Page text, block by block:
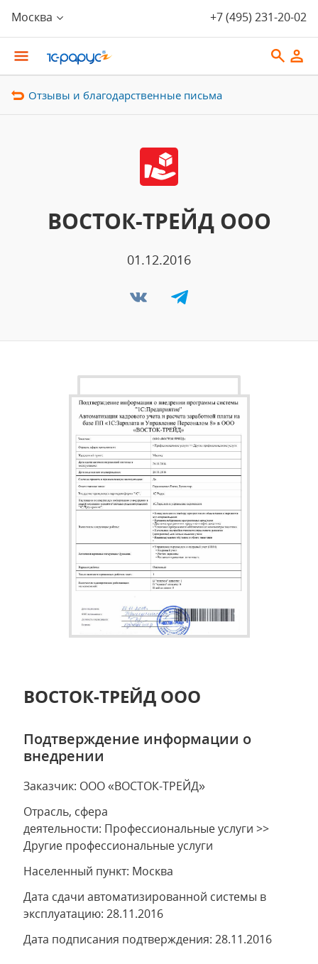
Москва +7 (495) 231-20-02
Отзывы и благодарственные письма
ВОСТОК-ТРЕЙД ООО
01.12.2016
ВОСТОК-ТРЕЙД ООО
Подтверждение информации о
внедрении
Заказчик: ООО «ВОСТОК-ТРЕЙД»
Отрасль, сфера
деятельности: Профессиональные услуги >>
Другие профессиональные услуги
Населенный пункт: Москва
Дата сдачи автоматизированной системы в
эксплуатацию: 28.11.2016
Дата подписания подтверждения: 28.11.2016